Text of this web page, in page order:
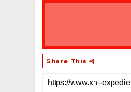
Share This